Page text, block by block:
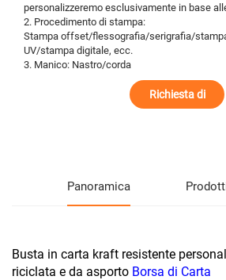
personalizzeremo esclusivamente in base
2. Procedimento di stampa:
Stampa offset/flessografia/serigrafia/
UV/stampa digitale, ecc.
3. Manico: Nastro/corda
Richiesta di
Panoramica
Busta in carta kraft resistente
riciclata e da asporto Borsa di Carta